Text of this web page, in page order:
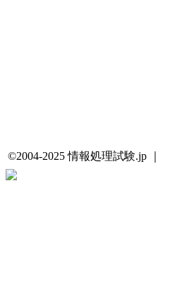
©2004-2025 情報処理試験.jp ｜